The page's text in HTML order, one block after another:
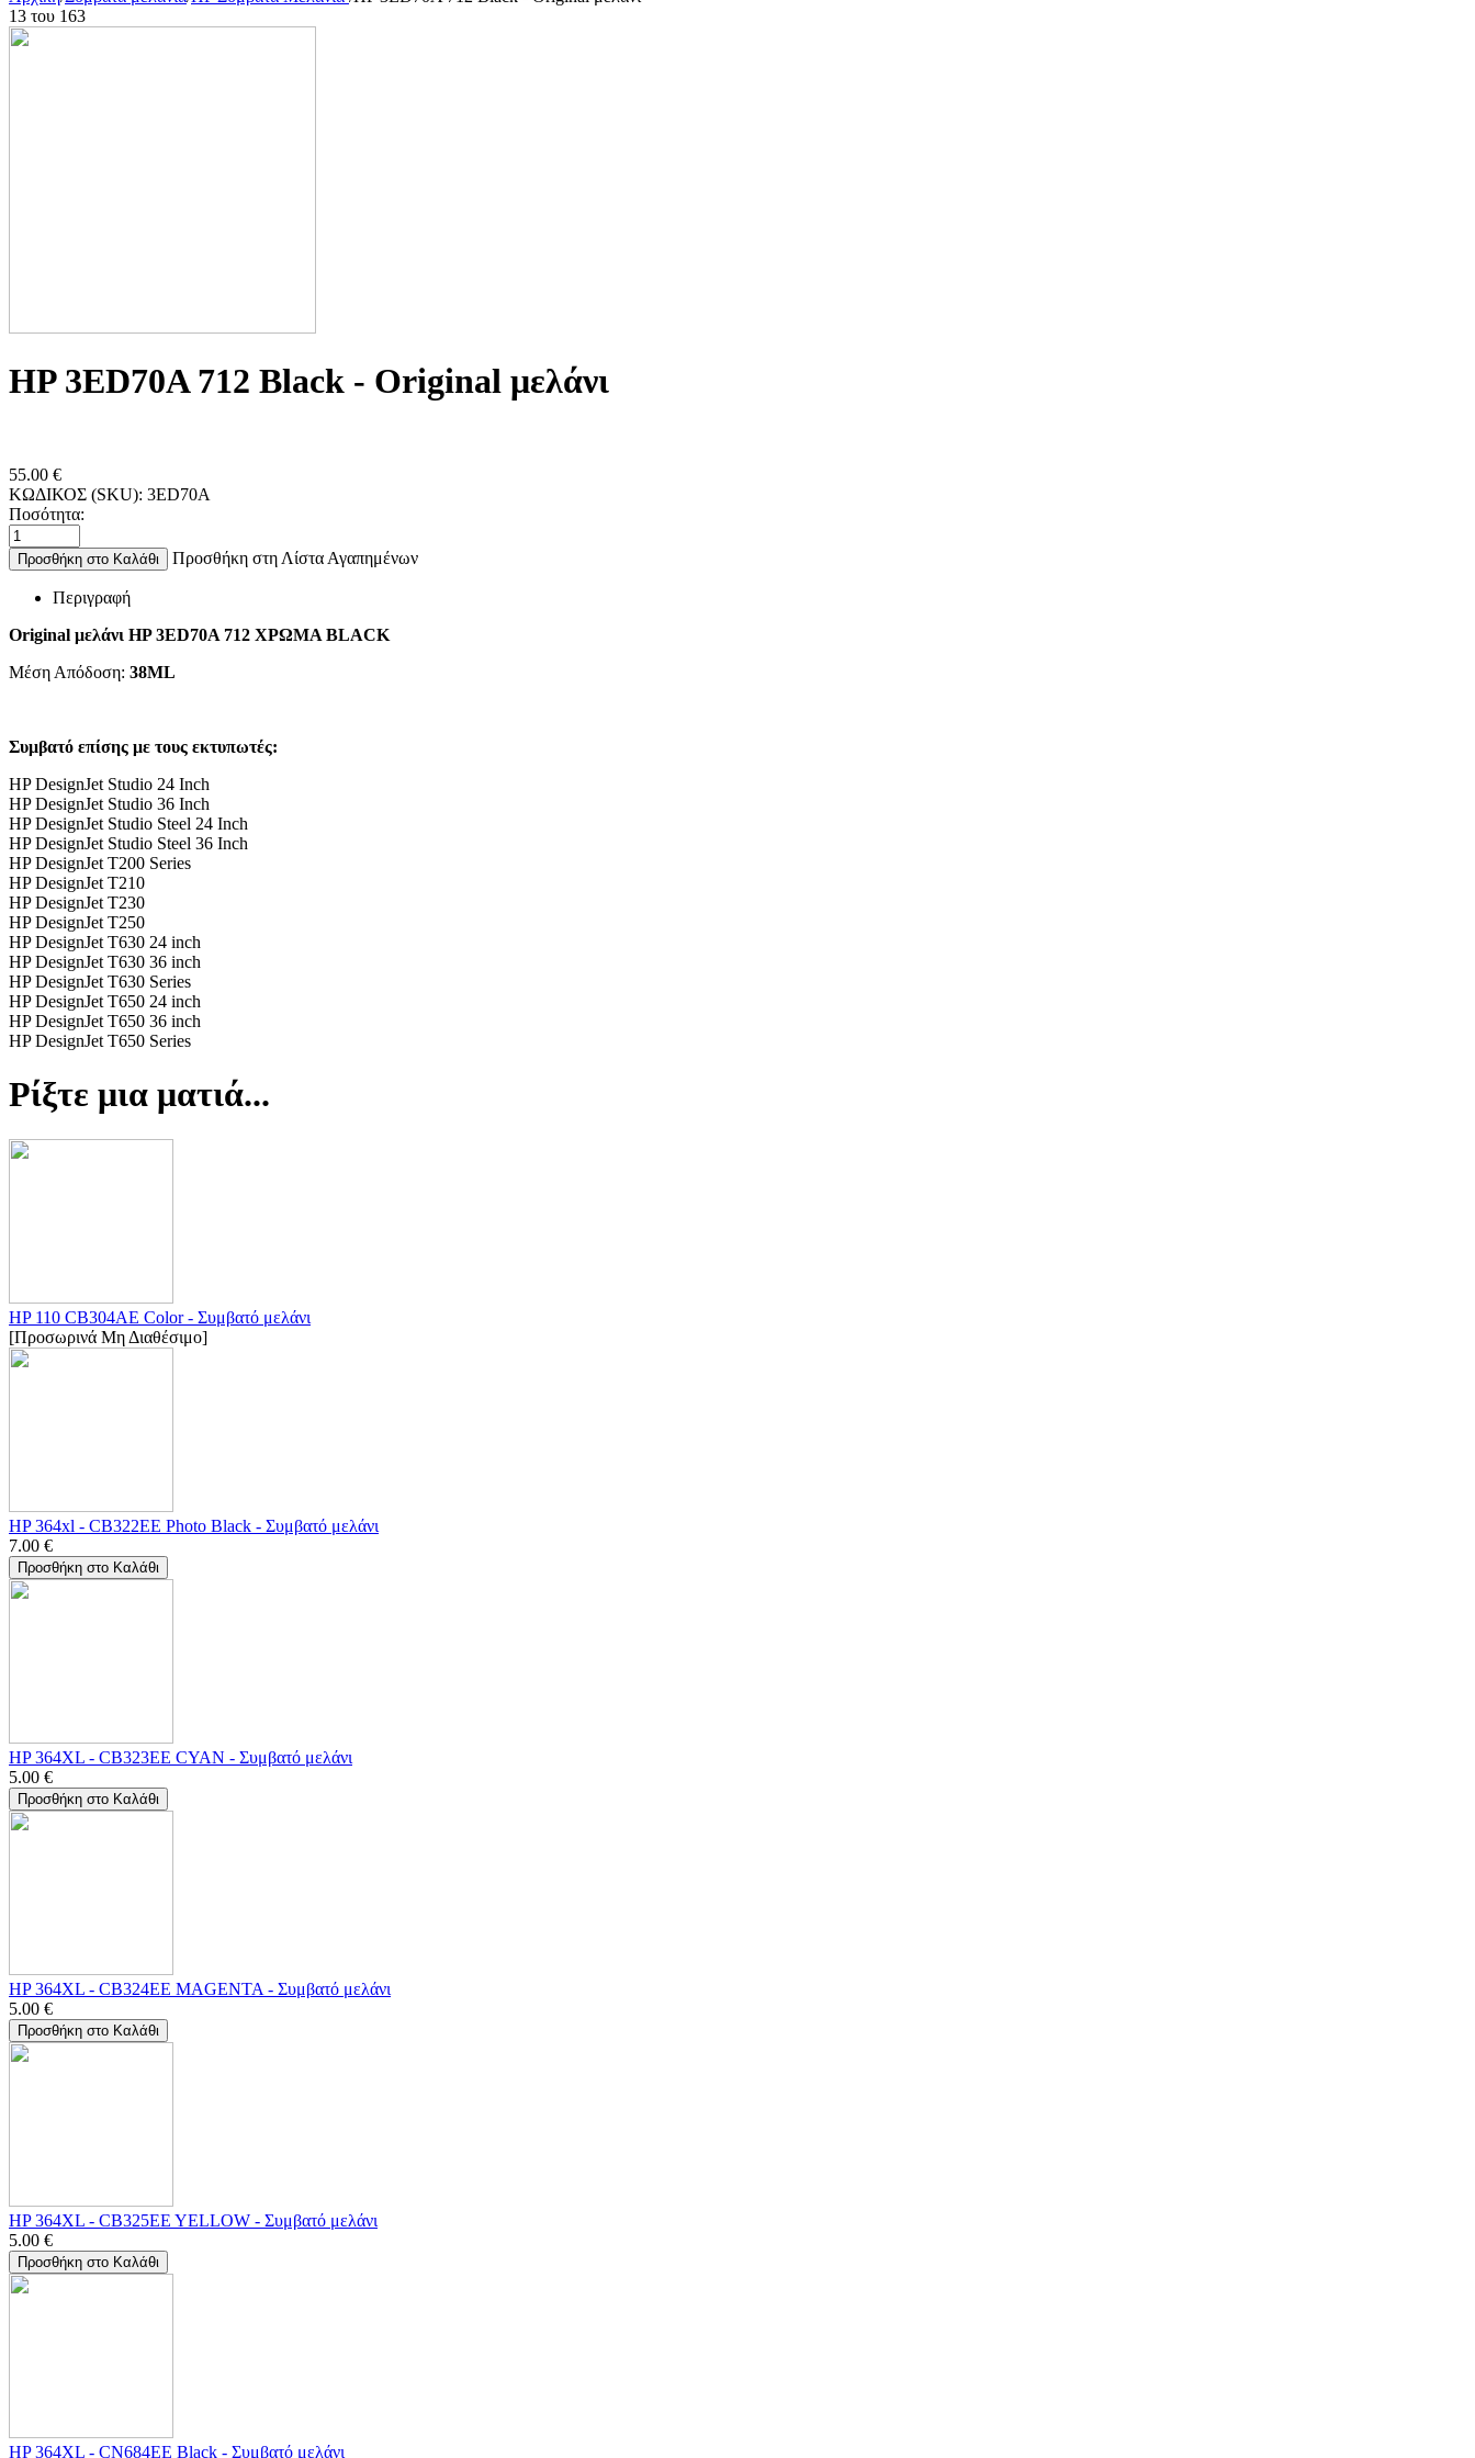
13 του 163
HP 3ED70A 712 Black - Οriginal μελάνι
55.00 €
ΚΩΔΙΚΟΣ (SKU): 3ED70A
Ποσότητα:
Προσθήκη στο Καλάθι Προσθήκη στη Λίστα Αγαπημένων
Περιγραφή
Οriginal μελάνι HP 3ED70A 712 ΧΡΩΜΑ BLACK
Μέση Απόδοση: 38ML
Συμβατό επίσης με τους εκτυπωτές:
HP DesignJet Studio 24 Inch
HP DesignJet Studio 36 Inch
HP DesignJet Studio Steel 24 Inch
HP DesignJet Studio Steel 36 Inch
HP DesignJet T200 Series
HP DesignJet T210
HP DesignJet T230
HP DesignJet T250
HP DesignJet T630 24 inch
HP DesignJet T630 36 inch
HP DesignJet T630 Series
HP DesignJet T650 24 inch
HP DesignJet T650 36 inch
HP DesignJet T650 Series
Ρίξτε μια ματιά...
HP 110 CB304AE Color - Συμβατό μελάνι
[Προσωρινά Μη Διαθέσιμο]
HP 364xl - CB322EE Photo Black - Συμβατό μελάνι
7.00 €
Προσθήκη στο Καλάθι
HP 364XL - CB323EE CYAN - Συμβατό μελάνι
5.00 €
Προσθήκη στο Καλάθι
HP 364XL - CB324EE MAGENTA - Συμβατό μελάνι
5.00 €
Προσθήκη στο Καλάθι
HP 364XL - CB325EE YELLOW - Συμβατό μελάνι
5.00 €
Προσθήκη στο Καλάθι
HP 364XL - CN684EE Black - Συμβατό μελάνι